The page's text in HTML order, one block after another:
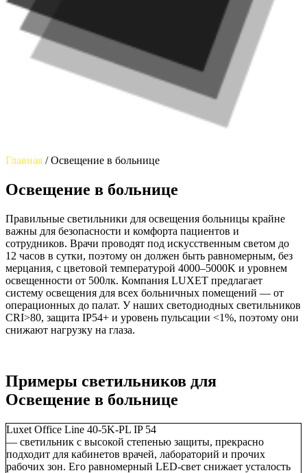
Главная /Освещение в больнице
Освещение в больнице
Правильные светильники для освещения больницы крайне
важны для безопасности и комфорта пациентов и
сотрудников. Врачи проводят под искусственным светом до
12 часов в сутки, поэтому он должен быть равномерным, без
мерцания, с цветовой температурой 4000–5000K и уровнем
освещенности от 500лк. Компания LUXET предлагает
систему освещения для всех больничных помещений — от
операционных до палат. У наших светодиодных светильников
CRI>80, защита IP54+ и уровень пульсации <1%, поэтому они
снижают нагрузку на глаза.
Примеры светильников для
Освещение в больнице
Luxet Office Line 40-5K-PL IP 54
— светильник с высокой степенью защиты, прекрасно
подходит для кабинетов врачей, лабораторий и прочих
рабочих зон. Его равномерный LED-свет снижает усталость